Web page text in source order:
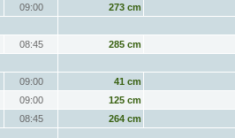
09:00 273 cm
08:45 285 cm
09:00 41 cm
09:00 125 cm
08:45 264 cm